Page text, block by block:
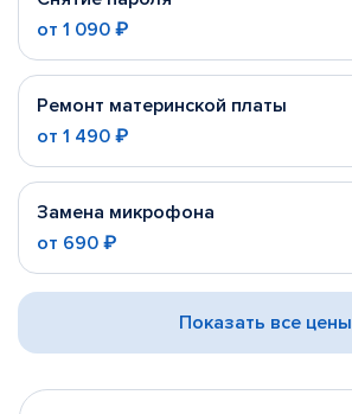
от 1 090 ₽
Ремонт материнской платы
от 1 490 ₽
Замена микрофона
от 690 ₽
Показать все цены